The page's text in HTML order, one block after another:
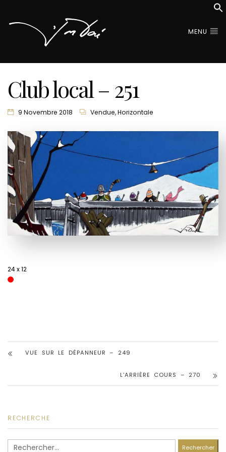
MENU
Club local – 251
9 Novembre 2018 Vendue,Horizontale
24 x 12
VUE SUR LE DÉPANNEUR – 249
L’ARRIÈRE COURS – 270
RECHERCHE
Rechercher :